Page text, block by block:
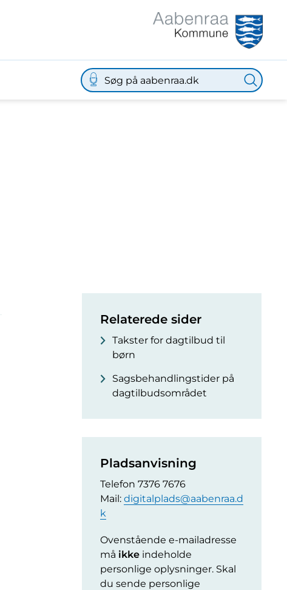
Relaterede sider
Takster for dagtilbud til
børn
Sagsbehandlingstider på
dagtilbudsområdet
Pladsanvisning
Telefon 7376 7676
Mail: digitalplads@aabenraa.d
k
Ovenstående e-mailadresse
må ikkeindeholde
personlige oplysninger. Skal
du sende personlige